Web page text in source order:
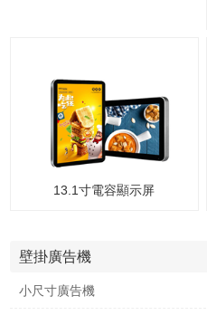
13.1寸電容顯示屏
壁掛廣告機
小尺寸廣告機